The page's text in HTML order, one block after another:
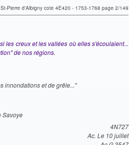
Pierre d'Albigny cote 4E420 - 1753-1768 page 2/149
les creux et les vallées où elles s'écoulaient...
de nos régions.
innondations et de grêle..."
Savoye
4N727
Ac. Le 10 juillet